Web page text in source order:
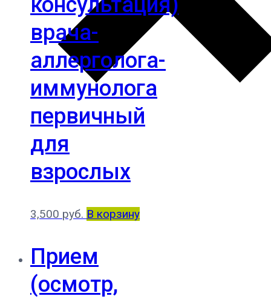
консультация)
врача-
аллерголога-
иммунолога
первичный
для
взрослых
3,500 руб. В корзину
Прием
(осмотр,